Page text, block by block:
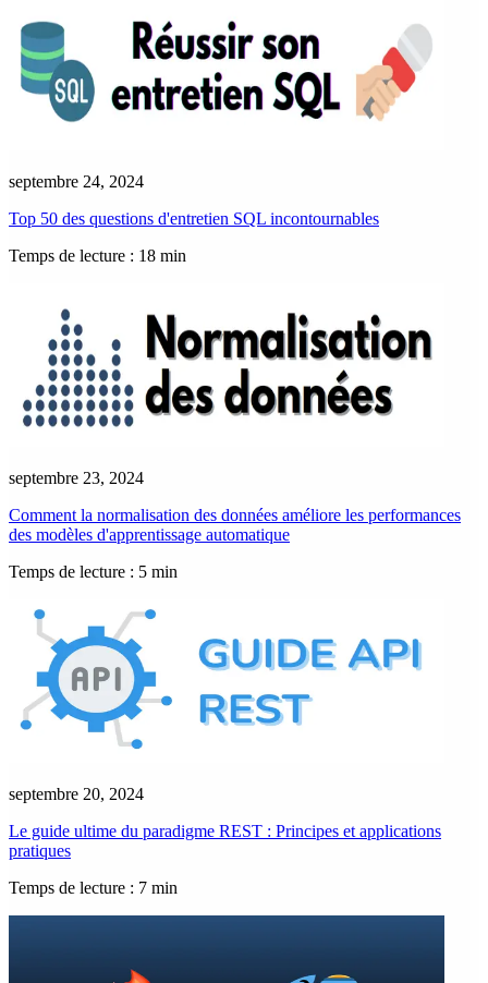
septembre 24, 2024
Top 50 des questions d'entretien SQL incontournables
Temps de lecture : 18 min
septembre 23, 2024
Comment la normalisation des données améliore les performances
des modèles d'apprentissage automatique
Temps de lecture : 5 min
septembre 20, 2024
Le guide ultime du paradigme REST : Principes et applications
pratiques
Temps de lecture : 7 min